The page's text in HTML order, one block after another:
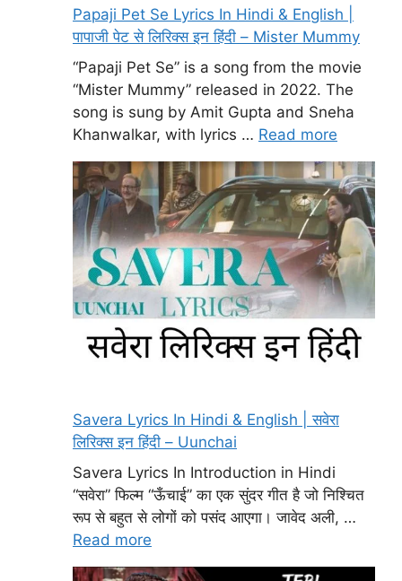
Papaji Pet Se Lyrics In Hindi & English |
पापाजी पेट से लिरिक्स इन हिंदी – Mister Mummy
“Papaji Pet Se” is a song from the movie
“Mister Mummy” released in 2022. The
song is sung by Amit Gupta and Sneha
Khanwalkar, with lyrics … Read more
Savera Lyrics In Hindi & English | सवेरा
लिरिक्स इन हिंदी – Uunchai
Savera Lyrics In Introduction in Hindi
“सवेरा” फिल्म “ऊँचाई” का एक सुंदर गीत है जो निश्चित
रूप से बहुत से लोगों को पसंद आएगा। जावेद अली, …
Read more